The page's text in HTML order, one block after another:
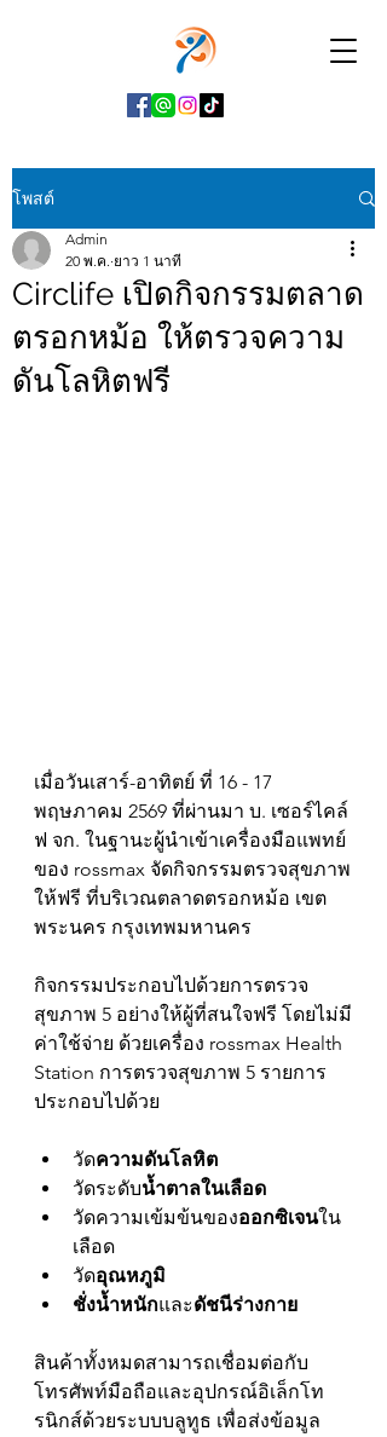
โพสต์
Circlife เปิดกิจกรรมตลาด
ตรอกหม้อ ให้ตรวจความ
ดันโลหิตฟรี
Admin
20 พ.ค. ยาว 1 นาที
เมื่อวันเสาร์-อาทิตย์ ที่ 16 - 17
พฤษภาคม 2569 ที่ผ่านมา บ. เซอร์ไคล์
ฟ จก. ในฐานะผู้นำเข้าเครื่องมือแพทย์
ของ rossmax จัดกิจกรรมตรวจสุขภาพ
ให้ฟรี ที่บริเวณตลาดตรอกหม้อ เขต
พระนคร กรุงเทพมหานคร
กิจกรรมประกอบไปด้วยการตรวจ
สุขภาพ 5 อย่างให้ผู้ที่สนใจฟรี โดยไม่มี
ค่าใช้จ่าย ด้วยเครื่อง rossmax Health
Station การตรวจสุขภาพ 5 รายการ
ประกอบไปด้วย
วัดความดันโลหิต
วัดระดับน้ำตาลในเลือด
วัดความเข้มข้นของออกซิเจนใน
เลือด
วัดอุณหภูมิ
ชั่งน้ำหนักและดัชนีร่างกาย
สินค้าทั้งหมดสามารถเชื่อมต่อกับ
โทรศัพท์มือถือและอุปกรณ์อิเล็กโท
รนิกส์ด้วยระบบบลูทูธ เพื่อส่งข้อมูล